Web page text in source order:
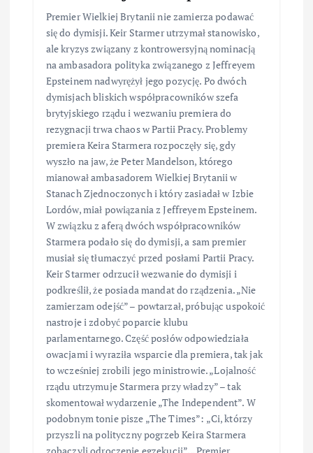
Premier Wielkiej Brytanii nie zamierza podawać
się do dymisji. Keir Starmer utrzymał stanowisko,
ale kryzys związany z kontrowersyjną nominacją
na ambasadora polityka związanego z Jeffreyem
Epsteinem nadwyrężył jego pozycję. Po dwóch
dymisjach bliskich współpracowników szefa
brytyjskiego rządu i wezwaniu premiera do
rezygnacji trwa chaos w Partii Pracy. Problemy
premiera Keira Starmera rozpoczęły się, gdy
wyszło na jaw, że Peter Mandelson, którego
mianował ambasadorem Wielkiej Brytanii w
Stanach Zjednoczonych i który zasiadał w Izbie
Lordów, miał powiązania z Jeffreyem Epsteinem.
W związku z aferą dwóch współpracowników
Starmera podało się do dymisji, a sam premier
musiał się tłumaczyć przed posłami Partii Pracy.
Keir Starmer odrzucił wezwanie do dymisji i
podkreślił, że posiada mandat do rządzenia. „Nie
zamierzam odejść” – powtarzał, próbując uspokoić
nastroje i zdobyć poparcie klubu
parlamentarnego. Część posłów odpowiedziała
owacjami i wyraziła wsparcie dla premiera, tak jak
to wcześniej zrobili jego ministrowie. „Lojalność
rządu utrzymuje Starmera przy władzy” – tak
skomentował wydarzenie „The Independent”. W
podobnym tonie pisze „The Times”: „Ci, którzy
przyszli na polityczny pogrzeb Keira Starmera